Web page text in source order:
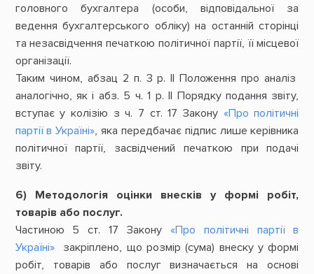
головного бухгалтера (особи, відповідальної за
ведення бухгалтерського обліку) на останній сторінці
та незасвідчення печаткою політичної партії, її місцевої
організації.
Таким чином, абзац 2 п. 3 р. II Положення про аналіз
аналогічно, як і абз. 5 ч. 1 р. II Порядку подання звіту,
вступає у колізію з ч. 7 ст. 17 Закону «Про політичні
партії в Україні», яка передбачає підпис лише керівника
політичної партії, засвідчений печаткою при подачі
звіту.
6) Методологія оцінки внесків у формі робіт,
товарів або послуг.
Частиною 5 ст. 17 Закону «Про політичні партії в
Україні»закріплено, що розмір (сума) внеску у формі
робіт, товарів або послуг визначається на основі